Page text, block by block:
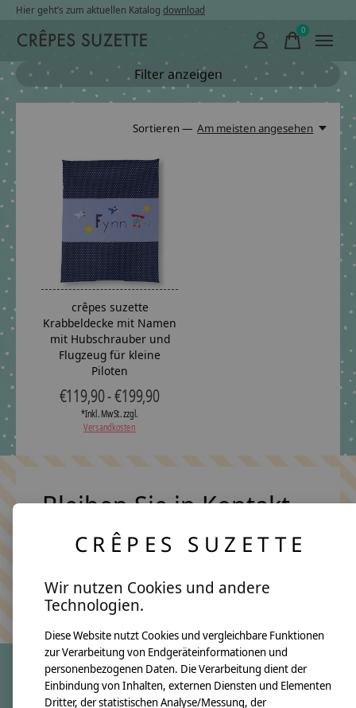
Hier geht’s zum aktuellen Katalog download
0items
Filter anzeigen
Sortieren — Am meisten angesehen
crêpes suzette
Krabbeldecke mit Namen
mit Hubschrauber und
Flugzeug für kleine
Piloten
€119,90 - €199,90
*Inkl. MwSt. zzgl.
Versandkosten
Bleiben Sie in Kontakt
Keine Sorge, wir übertreiben es nicht
crêpes suzette
CRÊPES SUZETTE
Wir nutzen Cookies und andere
Technologien.
Diese Website nutzt Cookies und vergleichbare Funktionen
zur Verarbeitung von Endgeräteinformationen und
personenbezogenen Daten. Die Verarbeitung dient der
Einbindung von Inhalten, externen Diensten und Elementen
Dritter, der statistischen Analyse/Messung, der